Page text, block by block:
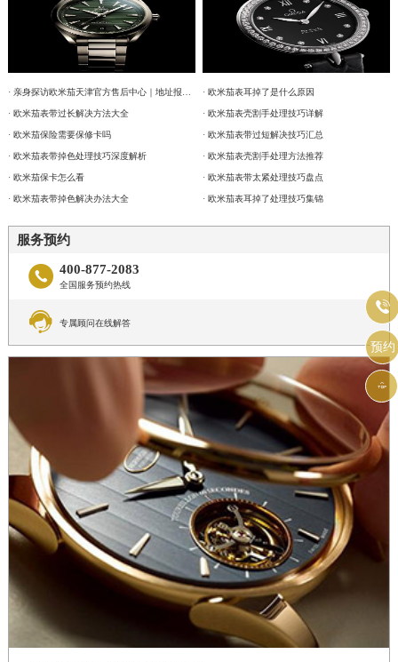
· 亲身探访欧米茄天津官方售后中心｜地址报修全流程真实经历（2026年6月最新）
· 欧米茄表带过长解决方法大全
· 欧米茄保险需要保修卡吗
· 欧米茄表带掉色处理技巧深度解析
· 欧米茄保卡怎么看
· 欧米茄表带掉色解决办法大全
· 欧米茄表耳掉了是什么原因
· 欧米茄表壳割手处理技巧详解
· 欧米茄表带过短解决技巧汇总
· 欧米茄表壳割手处理方法推荐
· 欧米茄表带太紧处理技巧盘点
· 欧米茄表耳掉了处理技巧集锦
服务预约
 400-877-2083
全国服务预约热线
 专属顾问在线解答

预约
